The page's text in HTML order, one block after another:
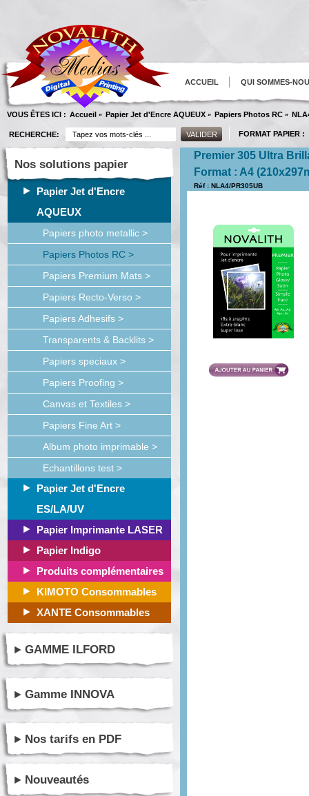
ACCUEIL QUI SOMMES-
VOUS ÊTES ICI : Accueil » Papier Jet d'Encre AQUEUX » Papiers Photos RC »
RECHERCHE: FORMAT PAPIER :
Nos solutions papier
Papier Jet d'Encre
AQUEUX
Papiers photo metallic >
Papiers Photos RC >
Papiers Premium Mats >
Papiers Recto-Verso >
Papiers Adhesifs >
Transparents & Backlits >
Papiers speciaux >
Papiers Proofing >
Canvas et Textiles >
Papiers Fine Art >
Album photo imprimable >
Echantillons test >
Papier Jet d'Encre
ES/LA/UV
Papier Imprimante LASER
Papier Indigo
Produits complémentaires
KIMOTO Consommables
XANTE Consommables
GAMME ILFORD
Gamme INNOVA
Nos tarifs en PDF
Nouveautés
Premier 305 Ultra
Format : A4
Réf : NLA4/PR305UB